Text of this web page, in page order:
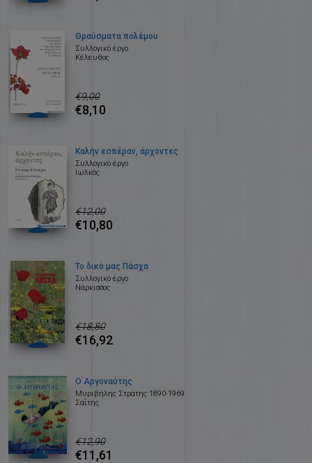
Θραύσματα πολέμου
Συλλογικό έργο
Κέλευθος
€9,00
€8,10
Καλήν εσπέραν, άρχοντες
Συλλογικό έργο
Ιωλκός
€12,00
€10,80
Το δικό μας Πάσχα
Συλλογικό έργο
Νάρκισσος
€18,80
€16,92
Ο Αργοναύτης
Μυριβήλης Στράτης 1890-1969
Σαΐτης
€12,90
€11,61